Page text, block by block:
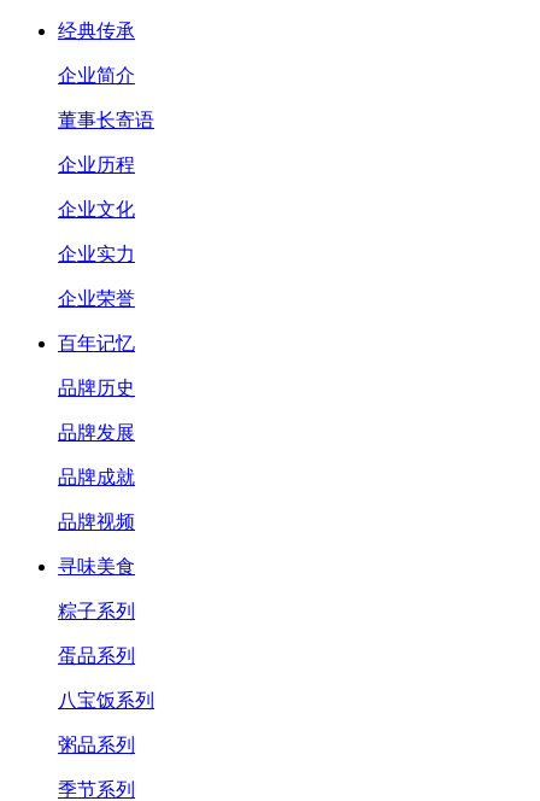
经典传承
企业简介
董事长寄语
企业历程
企业文化
企业实力
企业荣誉
百年记忆
品牌历史
品牌发展
品牌成就
品牌视频
寻味美食
粽子系列
蛋品系列
八宝饭系列
粥品系列
季节系列